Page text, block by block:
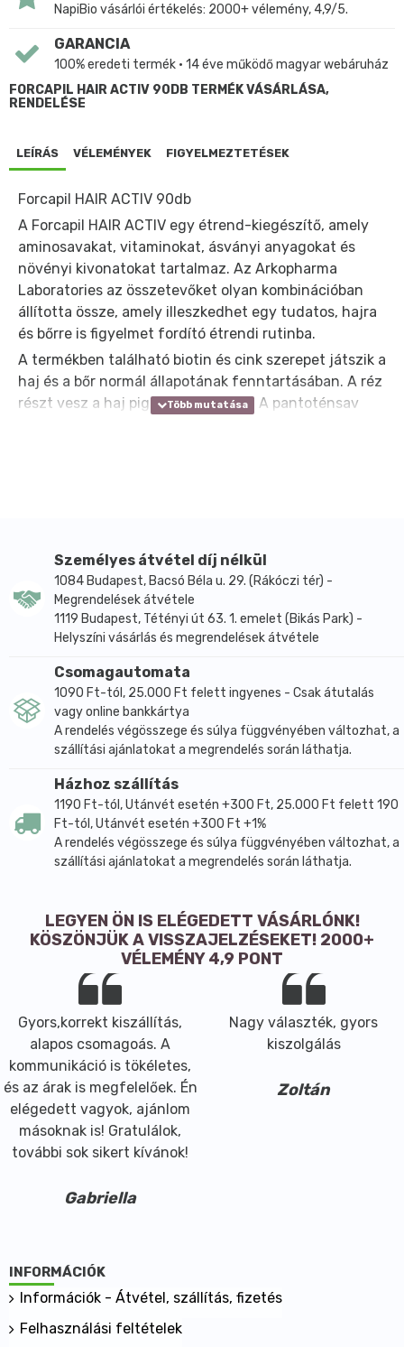
NapiBio vásárlói értékelés: 2000+ vélemény, 4,9/5.
GARANCIA
100% eredeti termék • 14 éve működő magyar webáruház
FORCAPIL HAIR ACTIV 90DB TERMÉK VÁSÁRLÁSA,
RENDELÉSE
LEÍRÁS VÉLEMÉNYEK FIGYELMEZTETÉSEK
Forcapil HAIR ACTIV 90db
A Forcapil HAIR ACTIV egy étrend-kiegészítő, amely
aminosavakat, vitaminokat, ásványi anyagokat és
növényi kivonatokat tartalmaz. Az Arkopharma
Laboratories az összetevőket olyan kombinációban
állította össze, amely illeszkedhet egy tudatos, hajra
és bőrre is figyelmet fordító étrendi rutinba.
A termékben található biotin és cink szerepet játszik a
haj és a bőr normál állapotának fenntartásában. A réz
részt vesz a haj pigmentációjában. A pantoténsav
játszik a normál pszichológiai funkció fenntartásában
is. A cink és a réz hozzájárulnak a sejtek oxidatív
stresszel szembeni védelméhez.
A növényi összetevők közül a rukkola kivonat és a
mezei zsurló is régóta ismertek különböző étrend-
kiegészítő formulák összetevőjeként.
Használati javaslat:
Naponta, reggeli közben vegyen be 1 tablettát egy
nagy pohár vízzel. Javasolt folyamatosan, legalább 3
hónapon át alkalmazni. Az ajánlott napi mennyiséget
ne lépje túl. Az étrend-kiegészítő nem helyettesíti a
kiegyensúlyozott étrendet és az egészséges
életmódot.
Összetétel 1 tablettában:
B6-vitamin 5,4 mg (386%)
Folsav 200 µg (100%)
Biotin 450 µg (900%)
Cink 10 mg (100%)
Réz 1000 µg (100%)
L-cisztin 400 mg
L-metionin 100 mg
L-arginin 6 mg
Mezei zsurló hajtás por 45 mg
Tárolás:
Fénytől, nedvességtől és hőtől védve tárolandó.
A csomagoláson szereplő 2+1 jelölés arra utal, hogy a
Személyes átvétel díj nélkül
1084 Budapest, Bacsó Béla u. 29. (Rákóczi tér) -
Megrendelések átvétele
1119 Budapest, Tétényi út 63. 1. emelet (Bikás Park) -
Helyszíni vásárlás és megrendelések átvétele
Csomagautomata
1090 Ft-tól, 25.000 Ft felett ingyenes - Csak átutalás
vagy online bankkártya
A rendelés végösszege és súlya függvényében változhat, a
szállítási ajánlatokat a megrendelés során láthatja.
Házhoz szállítás
1190 Ft-tól, Utánvét esetén +300 Ft, 25.000 Ft felett 190
Ft-tól, Utánvét esetén +300 Ft +1%
A rendelés végösszege és súlya függvényében változhat, a
szállítási ajánlatokat a megrendelés során láthatja.
LEGYEN ÖN IS ELÉGEDETT VÁSÁRLÓNK!
KÖSZÖNJÜK A VISSZAJELZÉSEKET! 2000+
VÉLEMÉNY 4,9 PONT
Gyors,korrekt kiszállítás,
alapos csomagoás. A
kommunikáció is tökéletes,
és az árak is megfelelőek. Én
elégedett vagyok, ajánlom
másoknak is! Gratulálok,
további sok sikert kívánok!
Gabriella
Nagy választék, gyors
kiszolgálás
Zoltán
INFORMÁCIÓK
Információk - Átvétel, szállítás, fizetés
Felhasználási feltételek